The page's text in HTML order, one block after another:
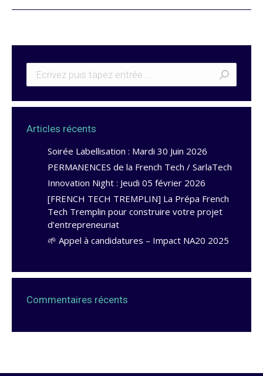
Articles récents
Soirée Labellisation : Mardi 30 Juin 2026
PERMANENCES de la French Tech / SarlaTech
Innovation Night : Jeudi 05 février 2026
[FRENCH TECH TREMPLIN] La Prépa French
Tech Tremplin pour construire votre projet
d’entrepreneuriat
🌱 Appel à candidatures – Impact NA20 2025
Commentaires récents